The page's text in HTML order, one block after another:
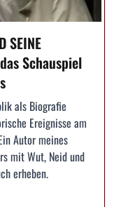
SEINE
Schauspiel
als Biografie
Ereignisse am
Autor meines
mit Wut, Neid und
erheben.